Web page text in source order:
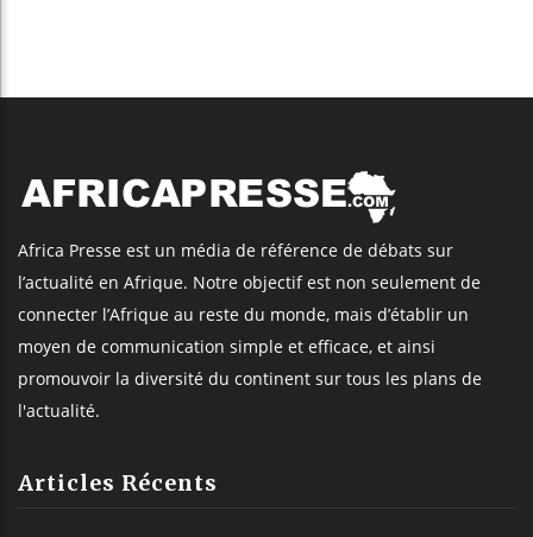
Africa Presse est un média de référence de débats sur
l’actualité en Afrique. Notre objectif est non seulement de
connecter l’Afrique au reste du monde, mais d’établir un
moyen de communication simple et efficace, et ainsi
promouvoir la diversité du continent sur tous les plans de
l'actualité.
Articles Récents